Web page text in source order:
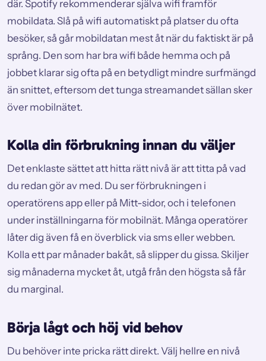
där. Spotify rekommenderar själva wifi framför
mobildata. Slå på wifi automatiskt på platser du ofta
besöker, så går mobildatan mest åt när du faktiskt är på
språng. Den som har bra wifi både hemma och på
jobbet klarar sig ofta på en betydligt mindre surfmängd
än snittet, eftersom det tunga streamandet sällan sker
över mobilnätet.
Kolla din förbrukning innan du väljer
Det enklaste sättet att hitta rätt nivå är att titta på vad
du redan gör av med. Du ser förbrukningen i
operatörens app eller på Mitt-sidor, och i telefonen
under inställningarna för mobilnät. Många operatörer
låter dig även få en överblick via sms eller webben.
Kolla ett par månader bakåt, så slipper du gissa. Skiljer
sig månaderna mycket åt, utgå från den högsta så får
du marginal.
Börja lågt och höj vid behov
Du behöver inte pricka rätt direkt. Välj hellre en nivå